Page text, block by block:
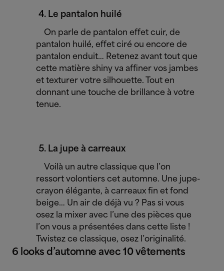
Le pantalon huilé
On parle de pantalon effet cuir, de
pantalon huilé, effet ciré ou encore de
pantalon enduit… Retenez avant tout que
cette matière shiny va affiner vos jambes
et texturer votre silhouette. Tout en
donnant une touche de brillance à votre
tenue.
La jupe à carreaux
Voilà un autre classique que l’on
ressort volontiers cet automne. Une jupe-
crayon élégante, à carreaux fin et fond
beige… Un air de déjà vu ? Pas si vous
osez la mixer avec l’une des pièces que
l’on vous a présentées dans cette liste !
Twistez ce classique, osez l’originalité.
6 looks d’automne avec 10 vêtements